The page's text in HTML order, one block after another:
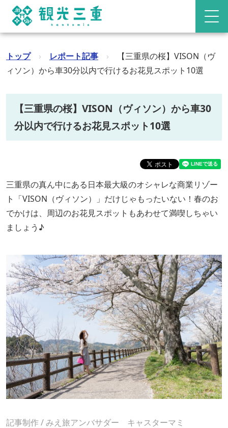
トップ › レポート記事 ›
【三重県の桜】VISON（ヴ
ィソン）から車30分以内で行けるお花見スポット10選
【三重県の桜】VISON（ヴィソン）から車30
分以内で行けるお花見スポット10選
三重県の真ん中にある日本最大級のオシャレな商業リゾー
ト「VISON（ヴィソン）」だけじゃもったいない！春のお
でかけは、周辺のお花見スポットもあわせて満喫しちゃい
ましょう♪
記事制作 / みえ旅アンバサダー キャスターマミ